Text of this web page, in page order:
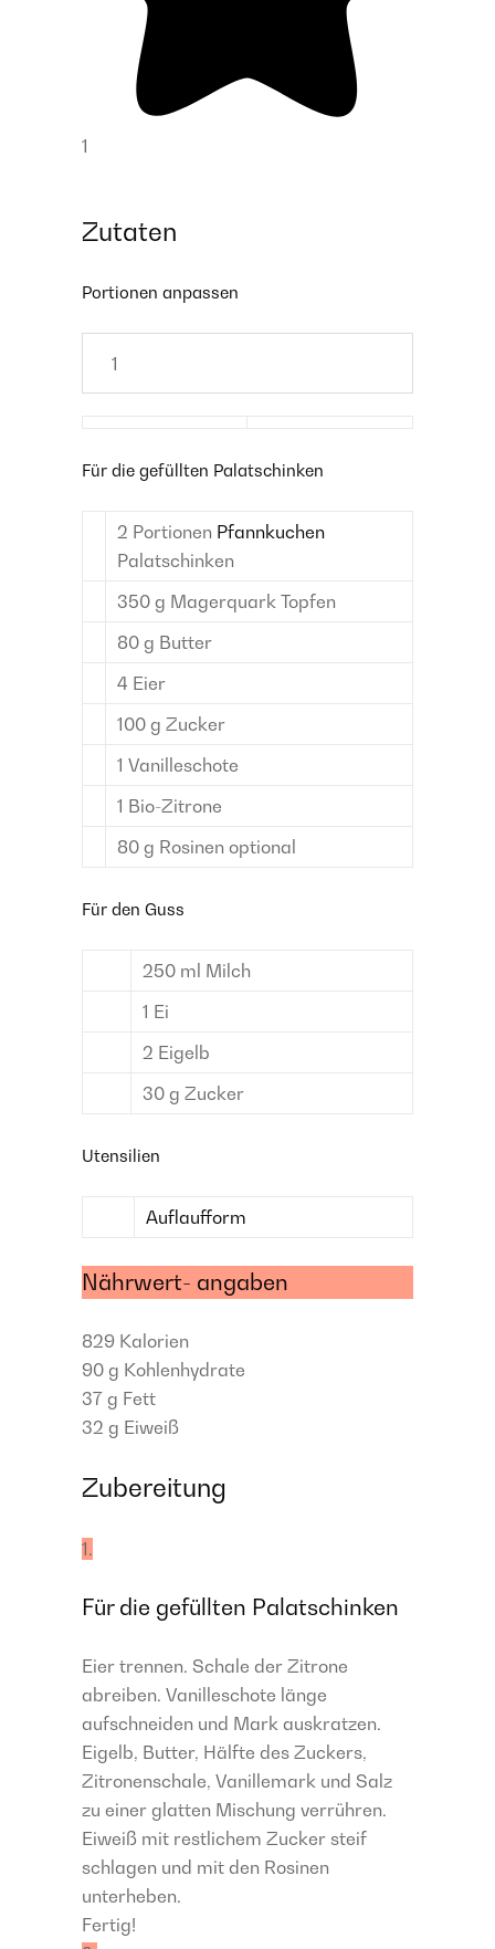
1
Zutaten
Portionen anpassen
Für die gefüllten Palatschinken
2 Portionen Pfannkuchen
Palatschinken
350 g Magerquark Topfen
80 g Butter
4 Eier
100 g Zucker
1 Vanilleschote
1 Bio-Zitrone
80 g Rosinen optional
Für den Guss
250 ml Milch
1 Ei
2 Eigelb
30 g Zucker
Utensilien
Auflaufform
Nährwert- angaben
829 Kalorien
90 g Kohlenhydrate
37 g Fett
32 g Eiweiß
Zubereitung
1.
Für die gefüllten Palatschinken
Eier trennen. Schale der Zitrone
abreiben. Vanilleschote länge
aufschneiden und Mark auskratzen.
Eigelb, Butter, Hälfte des Zuckers,
Zitronenschale, Vanillemark und Salz
zu einer glatten Mischung verrühren.
Eiweiß mit restlichem Zucker steif
schlagen und mit den Rosinen
unterheben.
Fertig!